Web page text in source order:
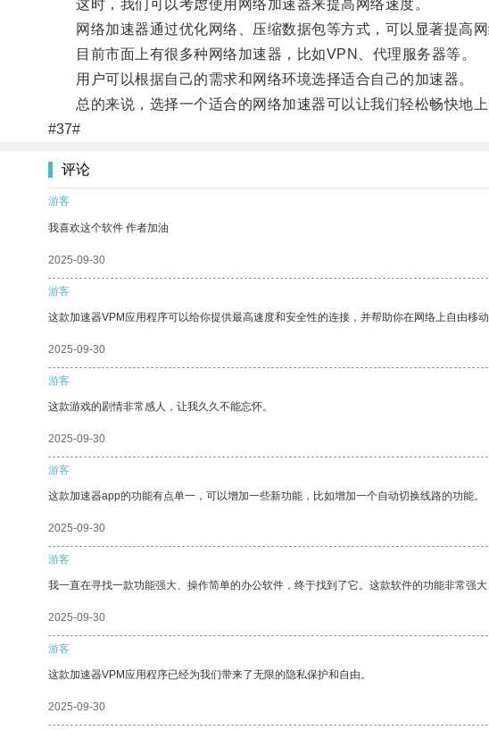
这时，我们可以考虑使用网络加速器来提高网络速度。
网络加速器通过优化网络、压缩数据包等方式，可以显著提高网
目前市面上有很多种网络加速器，比如VPN、代理服务器等。
用户可以根据自己的需求和网络环境选择适合自己的加速器。
总的来说，选择一个适合的网络加速器可以让我们轻松畅快地上
#37#
评论
游客
我喜欢这个软件 作者加油
2025-09-30
游客
这款加速器VPM应用程序可以给你提供最高速度和安全性的连接，并帮助你在网络上自由移动
2025-09-30
游客
这款游戏的剧情非常感人，让我久久不能忘怀。
2025-09-30
游客
这款加速器app的功能有点单一，可以增加一些新功能，比如增加一个自动切换线路的功能。
2025-09-30
游客
我一直在寻找一款功能强大、操作简单的办公软件，终于找到了它。这款软件的功能非常强
2025-09-30
游客
这款加速器VPM应用程序已经为我们带来了无限的隐私保护和自由。
2025-09-30